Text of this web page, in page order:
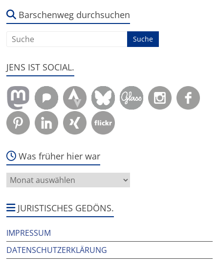
um:Barschenweg durchsuchen
JENS IST SOCIAL.
Was früher hier war
Was
früher
warJURISTISCHES GEDÖNS.
IMPRESSUM
DATENSCHUTZERKLÄRUNG